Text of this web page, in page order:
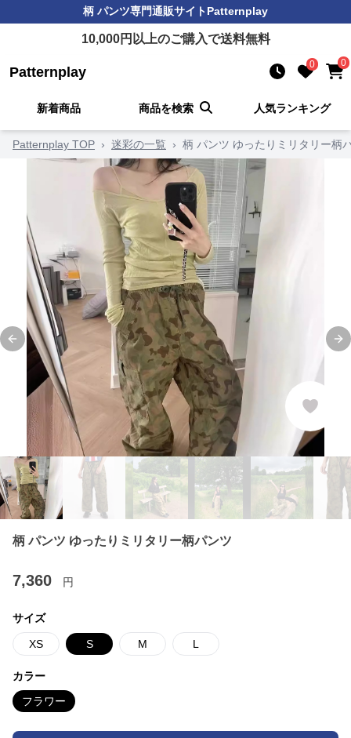
柄 パンツ専門通販サイトPatternplay
10,000円以上のご購入で送料無料
Patternplay 0 0
新着商品 商品を検索 人気ランキング
Patternplay TOP › 迷彩の一覧 › 柄 パンツ ゆったりミリタリー柄
Previous slide
柄 パンツ ゆったりミリタリー柄パンツ
7,360 円
サイズ
XS S M L
カラー
フラワー